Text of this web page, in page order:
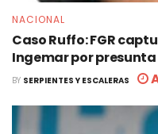
NACIONAL
Caso Ruffo: FGR
Ingemar por
BY SERPIENTES Y ESCALERAS